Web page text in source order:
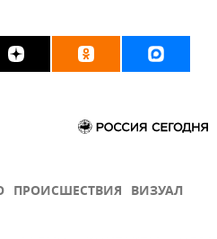
ПРОИСШЕСТВИЯ ВИЗУАЛ